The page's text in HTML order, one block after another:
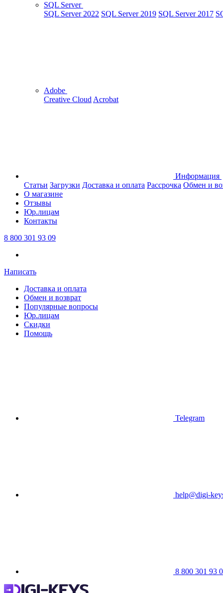
SQL Server
SQL Server 2022 SQL Server 2019 SQL Server 2017
Adobe
Creative Cloud Acrobat
Информация
Статьи Загрузки Доставка и оплата Рассрочка Обмен и
О магазине
Отзывы
Юр.лицам
Контакты
8 800 301 93 09
Написать
Доставка и оплата
Обмен и возврат
Популярные вопросы
Юр.лицам
Скидки
Помощь
Telegram
help@digi-
8 800 301 93